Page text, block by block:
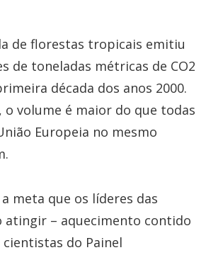
de florestas tropicais emitiu
de toneladas métricas de CO2
década dos anos 2000.
o volume é maior do que todas
Europeia no mesmo
meta que os líderes das
atingir – aquecimento contido
cientistas do Painel